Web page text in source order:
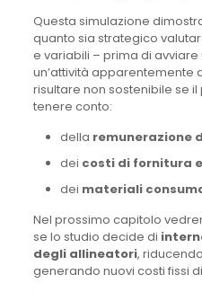
Questa simulazione
quanto sia strategico
e variabili – prima di
un’attività apparentemente
risultare non sostenibile se
tenere conto:
della remunerazione
dei costi di fornitura
dei materiali
Nel prossimo capitolo
se lo studio decide di
degli allineatori,
generando nuovi costi fissi